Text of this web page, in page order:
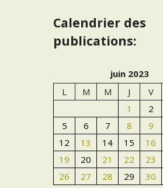
Calendrier des
publications:
juin 2023
L
M M J V
1
2
5
6 7 8 9
12
13 14 15 16
19
20 21 22 23
26
27 28 29 30